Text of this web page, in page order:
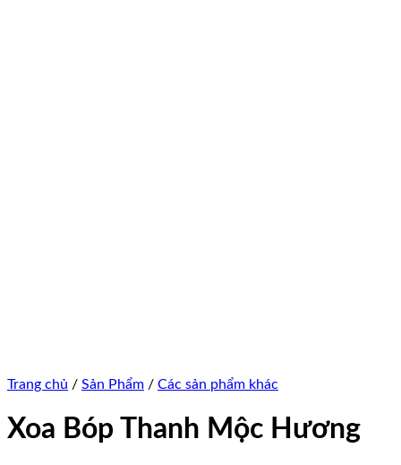
Trang chủ / Sản Phẩm / Các sản phẩm khác
Xoa Bóp Thanh Mộc Hương